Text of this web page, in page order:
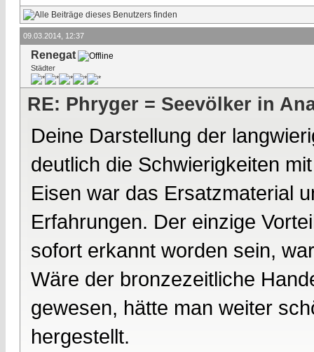
09.03.2014, 12:37
Renegat
Städter
RE: Phryger = Seevölker in
Deine Darstellung der
deutlich die Schwierigkeiten
Eisen war das Ersatzmaterial
Erfahrungen. Der einzige
sofort erkannt worden sein,
Wäre der bronzezeitliche
gewesen, hätte man weiter
hergestellt.